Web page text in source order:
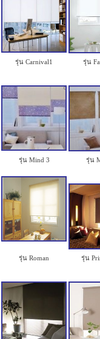
รุ่น Carnival1 รุ่น
รุ่น Mind 3 รุ่น
รุ่น Roman รุ่น